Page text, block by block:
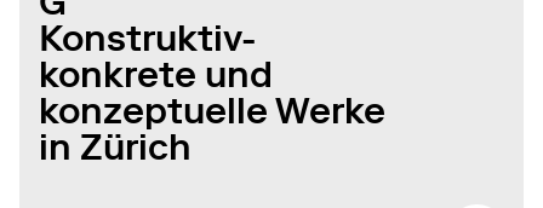
Konstruktiv-
konkrete und
konzeptuelle Werke
in Zürich